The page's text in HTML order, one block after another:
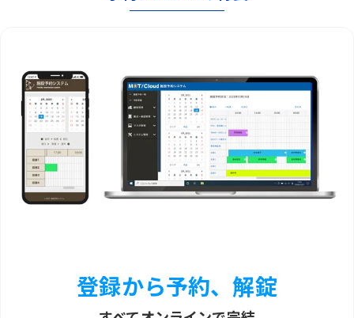
登録から予約、解錠